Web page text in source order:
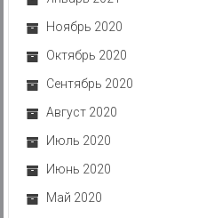
Ноябрь 2020
Октябрь 2020
Сентябрь 2020
Август 2020
Июль 2020
Июнь 2020
Май 2020